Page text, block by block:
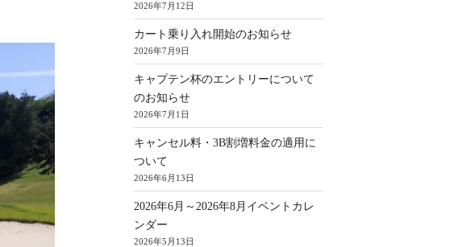
2026年7月12日
カート乗り入れ開始のお知らせ
2026年7月9日
キャプテン杯のエントリーについて
のお知らせ
2026年7月1日
キャンセル料・3B割増料金の適用に
ついて
2026年6月13日
2026年6月～2026年8月イベントカレ
ンダー
2026年5月13日